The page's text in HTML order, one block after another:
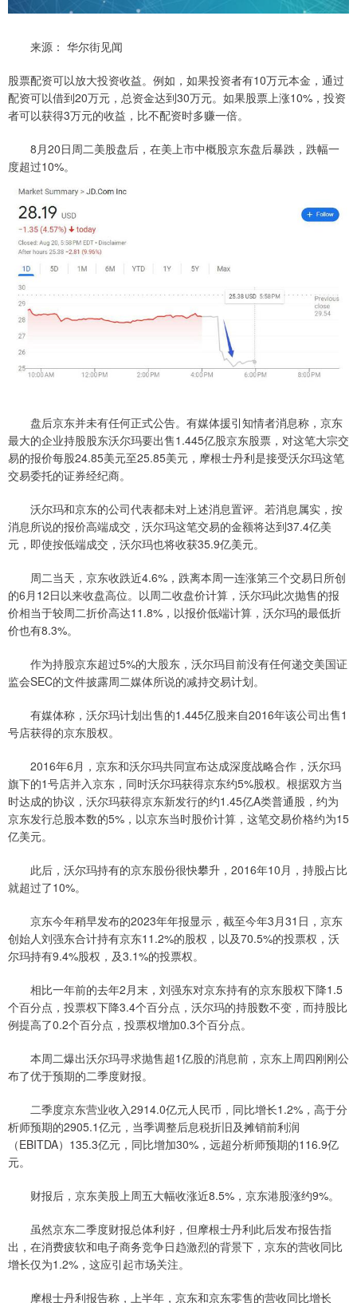
来源： 华尔街见闻
股票配资可以放大投资收益。例如，如果投资者有10万元本金，通过
配资可以借到20万元，总资金达到30万元。如果股票上涨10%，投资
者可以获得3万元的收益，比不配资时多赚一倍。
8月20日周二美股盘后，在美上市中概股京东盘后暴跌，跌幅一
度超过10%。
盘后京东并未有任何正式公告。有媒体援引知情者消息称，京东
最大的企业持股股东沃尔玛要出售1.445亿股京东股票，对这笔大宗交
易的报价每股24.85美元至25.85美元，摩根士丹利是接受沃尔玛这笔
交易委托的证券经纪商。
沃尔玛和京东的公司代表都未对上述消息置评。若消息属实，按
消息所说的报价高端成交，沃尔玛这笔交易的金额将达到37.4亿美
元，即使按低端成交，沃尔玛也将收获35.9亿美元。
周二当天，京东收跌近4.6%，跌离本周一连涨第三个交易日所创
的6月12日以来收盘高位。以周二收盘价计算，沃尔玛此次抛售的报
价相当于较周二折价高达11.8%，以报价低端计算，沃尔玛的最低折
价也有8.3%。
作为持股京东超过5%的大股东，沃尔玛目前没有任何递交美国证
监会SEC的文件披露周二媒体所说的减持交易计划。
有媒体称，沃尔玛计划出售的1.445亿股来自2016年该公司出售1
号店获得的京东股权。
2016年6月，京东和沃尔玛共同宣布达成深度战略合作，沃尔玛
旗下的1号店并入京东，同时沃尔玛获得京东约5%股权。根据双方当
时达成的协议，沃尔玛获得京东新发行的约1.45亿A类普通股，约为
京东发行总股本数的5%，以京东当时股价计算，这笔交易价格约为15
亿美元。
此后，沃尔玛持有的京东股份很快攀升，2016年10月，持股占比
就超过了10%。
京东今年稍早发布的2023年年报显示，截至今年3月31日，京东
创始人刘强东合计持有京东11.2%的股权，以及70.5%的投票权，沃
尔玛持有9.4%股权，及3.1%的投票权。
相比一年前的去年2月末，刘强东对京东持有的京东股权下降1.5
个百分点，投票权下降3.4个百分点，沃尔玛的持股数不变，而持股比
例提高了0.2个百分点，投票权增加0.3个百分点。
本周二爆出沃尔玛寻求抛售超1亿股的消息前，京东上周四刚刚公
布了优于预期的二季度财报。
二季度京东营业收入2914.0亿元人民币，同比增长1.2%，高于分
析师预期的2905.1亿元，当季调整后息税折旧及摊销前利润
（EBITDA）135.3亿元，同比增加30%，远超分析师预期的116.9亿
元。
财报后，京东美股上周五大幅收涨近8.5%，京东港股涨约9%。
虽然京东二季度财报总体利好，但摩根士丹利此后发布报告指
出，在消费疲软和电子商务竞争日趋激烈的背景下，京东的营收同比
增长仅为1.2%，这应引起市场关注。
摩根士丹利报告称，上半年，京东和京东零售的营收同比增长